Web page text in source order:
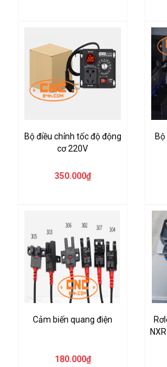
Bộ điều chỉnh tốc độ động
cơ 220V
350.000₫
Cảm biến quang điện
180.000₫